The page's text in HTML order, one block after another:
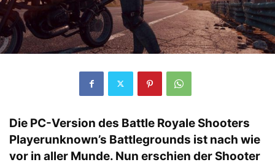
Die PC-Version des Battle Royale Shooters
Playerunknown’s Battlegrounds ist nach wie
vor in aller Munde. Nun erschien der Shooter